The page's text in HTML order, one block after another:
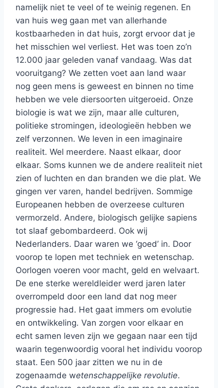
namelijk niet te veel of te weinig regenen. En
van huis weg gaan met van allerhande
kostbaarheden in dat huis, zorgt ervoor dat je
het misschien wel verliest. Het was toen zo’n
12.000 jaar geleden vanaf vandaag. Was dat
vooruitgang? We zetten voet aan land waar
nog geen mens is geweest en binnen no time
hebben we vele diersoorten uitgeroeid. Onze
biologie is wat we zijn, maar alle culturen,
politieke stromingen, ideologieën hebben we
zelf verzonnen. We leven in een imaginaire
realiteit. Wel meerdere. Naast elkaar, door
elkaar. Soms kunnen we de andere realiteit niet
zien of luchten en dan branden we die plat. We
gingen ver varen, handel bedrijven. Sommige
Europeanen hebben de overzeese culturen
vermorzeld. Andere, biologisch gelijke sapiens
tot slaaf gebombardeerd. Ook wij
Nederlanders. Daar waren we ‘goed’ in. Door
voorop te lopen met techniek en wetenschap.
Oorlogen voeren voor macht, geld en welvaart.
De ene sterke wereldleider werd jaren later
overrompeld door een land dat nog meer
progressie had. Het gaat immers om evolutie
en ontwikkeling. Van zorgen voor elkaar en
echt samen leven zijn we gegaan naar een tijd
waarin tegenwoordig vooral het individu voorop
staat. Een 500 jaar zitten we nu in de
zogenaamde wetenschappelijke revolutie.